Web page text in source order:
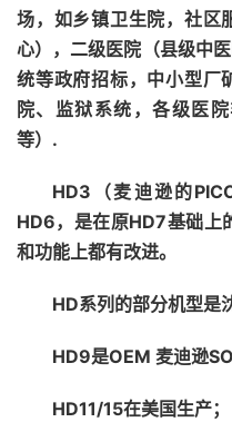
场，如乡镇卫生院，社区
心），二级医院（县级中
统等政府招标，中小型厂
院、监狱系统，各级医
等）.
HD3（麦迪逊的
HD6，是在原HD7基础上
和功能上都有改进。
HD系列的部分机型是
HD9是OEM 麦迪逊
HD11/15在美国生产；